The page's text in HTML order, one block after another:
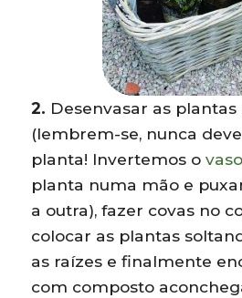
2. Desenvasar as plantas
(lembrem-se, nunca
planta! Invertemos ovaso
planta numa mão e
a outra), fazer covas no
colocar as plantas
as raízes e finalmente
com composto